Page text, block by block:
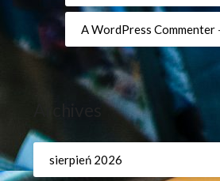
A WordPress Commenter
sierpień 2026